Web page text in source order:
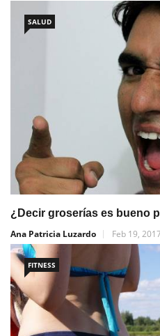
SALUD
¿Decir groserías es bueno
Ana Patricia Luzardo
Feb 19, 2017
FITNESS